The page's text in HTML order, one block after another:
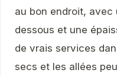
au bon endroit,
dessous et une
de vrais services
secs et les allées